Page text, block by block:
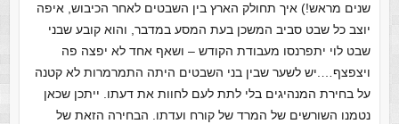
שנים מראש!) איך תחולק הארץ בין השבטים לאחר הכיבוש, איפה
יוצב כל שבט סביב המשכן בעת המסע במדבר, והוא קובע שבני
שבט לוי יתפרנסו מעבודת הקודש – ושאף אחד לא יפצה פה
ויצפצף….יש לשער שבין בני השבטים היתה התמרמרות לא קטנה
על בחירת המנהיגים בלי לתת לעם לחוות את דעתו. ייתכן שכאן
נטמנו השורשים של המרד של קורח ועדתו. הבחירה הזאת של